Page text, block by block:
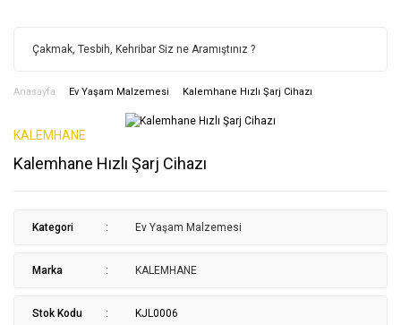
Anasayfa Ev Yaşam Malzemesi Kalemhane Hızlı Şarj Cihazı
KALEMHANE
Kalemhane Hızlı Şarj Cihazı
Kategori Ev Yaşam Malzemesi
Marka KALEMHANE
Stok Kodu KJL0006